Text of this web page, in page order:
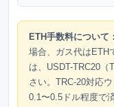
ETH手数料について：
場合、ガス代はETH
は、USDT-TRC20
さい。TRC-20対応
0.1〜0.5ドル程度で